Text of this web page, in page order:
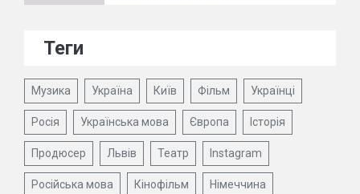
Теги
Музика Україна Київ Фільм Українці
Росія Українська мова Європа Історія
Продюсер Львів Театр Instagram
Російська мова Кінофільм Німеччина